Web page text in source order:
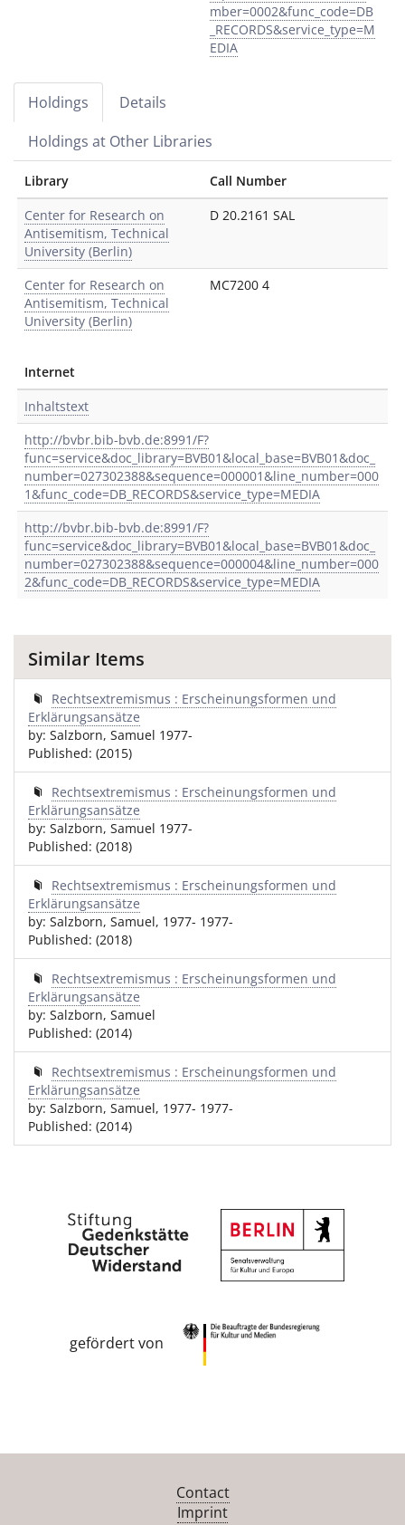
mber=0002&func_code=DB
_RECORDS&service_type=M
EDIA
Holdings
Details
Holdings at Other Libraries
Library
Call Number
Center for Research on
Antisemitism, Technical
University (Berlin)
D 20.2161 SAL
Center for Research on
Antisemitism, Technical
University (Berlin)
MC7200 4
Internet
Inhaltstext
http://bvbr.bib-bvb.de:8991/F?
func=service&doc_library=BVB01&local_base=BVB01&doc_
number=027302388&sequence=000001&line_number=000
1&func_code=DB_RECORDS&service_type=MEDIA
http://bvbr.bib-bvb.de:8991/F?
func=service&doc_library=BVB01&local_base=BVB01&doc_
number=027302388&sequence=000004&line_number=000
2&func_code=DB_RECORDS&service_type=MEDIA
Similar Items
Rechtsextremismus : Erscheinungsformen und
Erklärungsansätze
by: Salzborn, Samuel 1977-
Published: (2015)
Rechtsextremismus : Erscheinungsformen und
Erklärungsansätze
by: Salzborn, Samuel 1977-
Published: (2018)
Rechtsextremismus : Erscheinungsformen und
Erklärungsansätze
by: Salzborn, Samuel, 1977- 1977-
Published: (2018)
Rechtsextremismus : Erscheinungsformen und
Erklärungsansätze
by: Salzborn, Samuel
Published: (2014)
Rechtsextremismus : Erscheinungsformen und
Erklärungsansätze
by: Salzborn, Samuel, 1977- 1977-
Published: (2014)
gefördert von
Contact
Imprint